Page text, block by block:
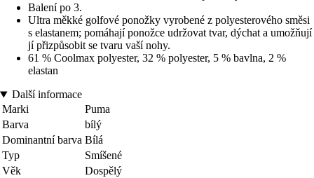
Balení po 3.
Ultra měkké golfové ponožky vyrobené z polyesterového směsi
s elastanem; pomáhají ponožce udržovat tvar, dýchat a umožňují
jí přizpůsobit se tvaru vaší nohy.
61 % Coolmax polyester, 32 % polyester, 5 % bavlna, 2 %
elastan
Další informace
Marki
Puma
Barva
bílý
Dominantní barva Bílá
Typ
Smíšené
Věk
Dospělý